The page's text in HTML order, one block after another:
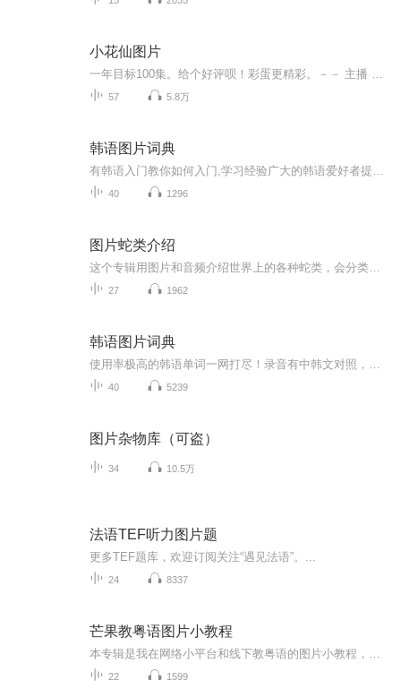
小花仙图片
57 5.8万
韩语图片词典
40 1296
图片蛇类介绍
27 1962
韩语图片词典
40 5239
图片杂物库（可盗）
34 10.5万
法语TEF听力图片题
更多TEF题库，欢迎订阅关注“遇见法语”。...
24 8337
芒果教粤语图片小教程
22 1599